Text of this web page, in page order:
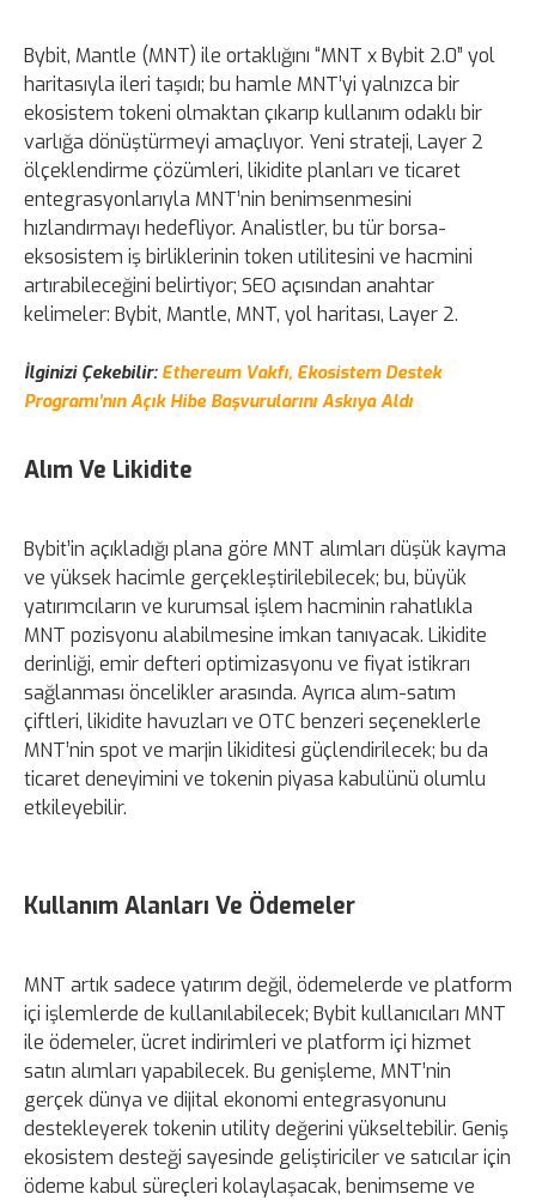
Bybit, Mantle (MNT) ile ortaklığını “MNT x Bybit 2.0” yol
haritasıyla ileri taşıdı; bu hamle MNT’yi yalnızca bir
ekosistem tokeni olmaktan çıkarıp kullanım odaklı bir
varlığa dönüştürmeyi amaçlıyor. Yeni strateji, Layer 2
ölçeklendirme çözümleri, likidite planları ve ticaret
entegrasyonlarıyla MNT’nin benimsenmesini
hızlandırmayı hedefliyor. Analistler, bu tür borsa-
eksosistem iş birliklerinin token utilitesini ve hacmini
artırabileceğini belirtiyor; SEO açısından anahtar
kelimeler: Bybit, Mantle, MNT, yol haritası, Layer 2.
İlginizi Çekebilir: Ethereum Vakfı, Ekosistem Destek
Programı’nın Açık Hibe Başvurularını Askıya Aldı
Alım Ve Likidite
Bybit’in açıkladığı plana göre MNT alımları düşük kayma
ve yüksek hacimle gerçekleştirilebilecek; bu, büyük
yatırımcıların ve kurumsal işlem hacminin rahatlıkla
MNT pozisyonu alabilmesine imkan tanıyacak. Likidite
derinliği, emir defteri optimizasyonu ve fiyat istikrarı
sağlanması öncelikler arasında. Ayrıca alım-satım
çiftleri, likidite havuzları ve OTC benzeri seçeneklerle
MNT’nin spot ve marjin likiditesi güçlendirilecek; bu da
ticaret deneyimini ve tokenin piyasa kabulünü olumlu
etkileyebilir.
Kullanım Alanları Ve Ödemeler
MNT artık sadece yatırım değil, ödemelerde ve platform
içi işlemlerde de kullanılabilecek; Bybit kullanıcıları MNT
ile ödemeler, ücret indirimleri ve platform içi hizmet
satın alımları yapabilecek. Bu genişleme, MNT’nin
gerçek dünya ve dijital ekonomi entegrasyonunu
destekleyerek tokenin utility değerini yükseltebilir. Geniş
ekosistem desteği sayesinde geliştiriciler ve satıcılar için
ödeme kabul süreçleri kolaylaşacak, benimseme ve